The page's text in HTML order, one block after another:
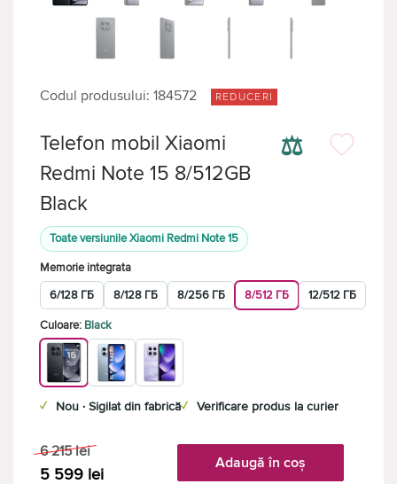
Codul produsului: 184572 REDUCERI
⚖
Telefon mobil Xiaomi
Redmi Note 15 8/512GB
Black
Toate versiunile Xiaomi Redmi Note 15
Memorie integrata
6/128 ГБ
8/128 ГБ 8/256 ГБ 8/512 ГБ 12/512 ГБ
Culoare: Black
✓ Nou · Sigilat din fabrică✓ Verificare produs la curier
6 215 lei
5 599 lei
Adaugă în coș